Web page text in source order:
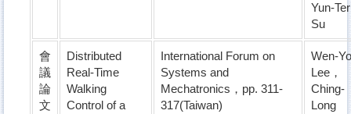
Yun-Ter
Su
會
議
論
文
Distributed
Real-Time
Walking
Control of a
International Forum on
Systems and
Mechatronics，pp. 311-
317(Taiwan)
Wen-Yo
Lee，
Ching-
Long